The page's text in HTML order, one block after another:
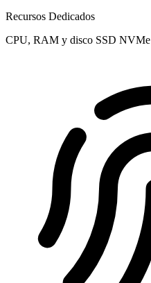
Recursos Dedicados
CPU, RAM y disco SSD NVMe